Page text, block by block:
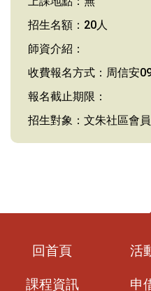
招生名額：20人
師資介紹：
收費報名方式：周信安
報名截止期限：
招生對象：文朱社區會
回首頁 活
課程資訊 申